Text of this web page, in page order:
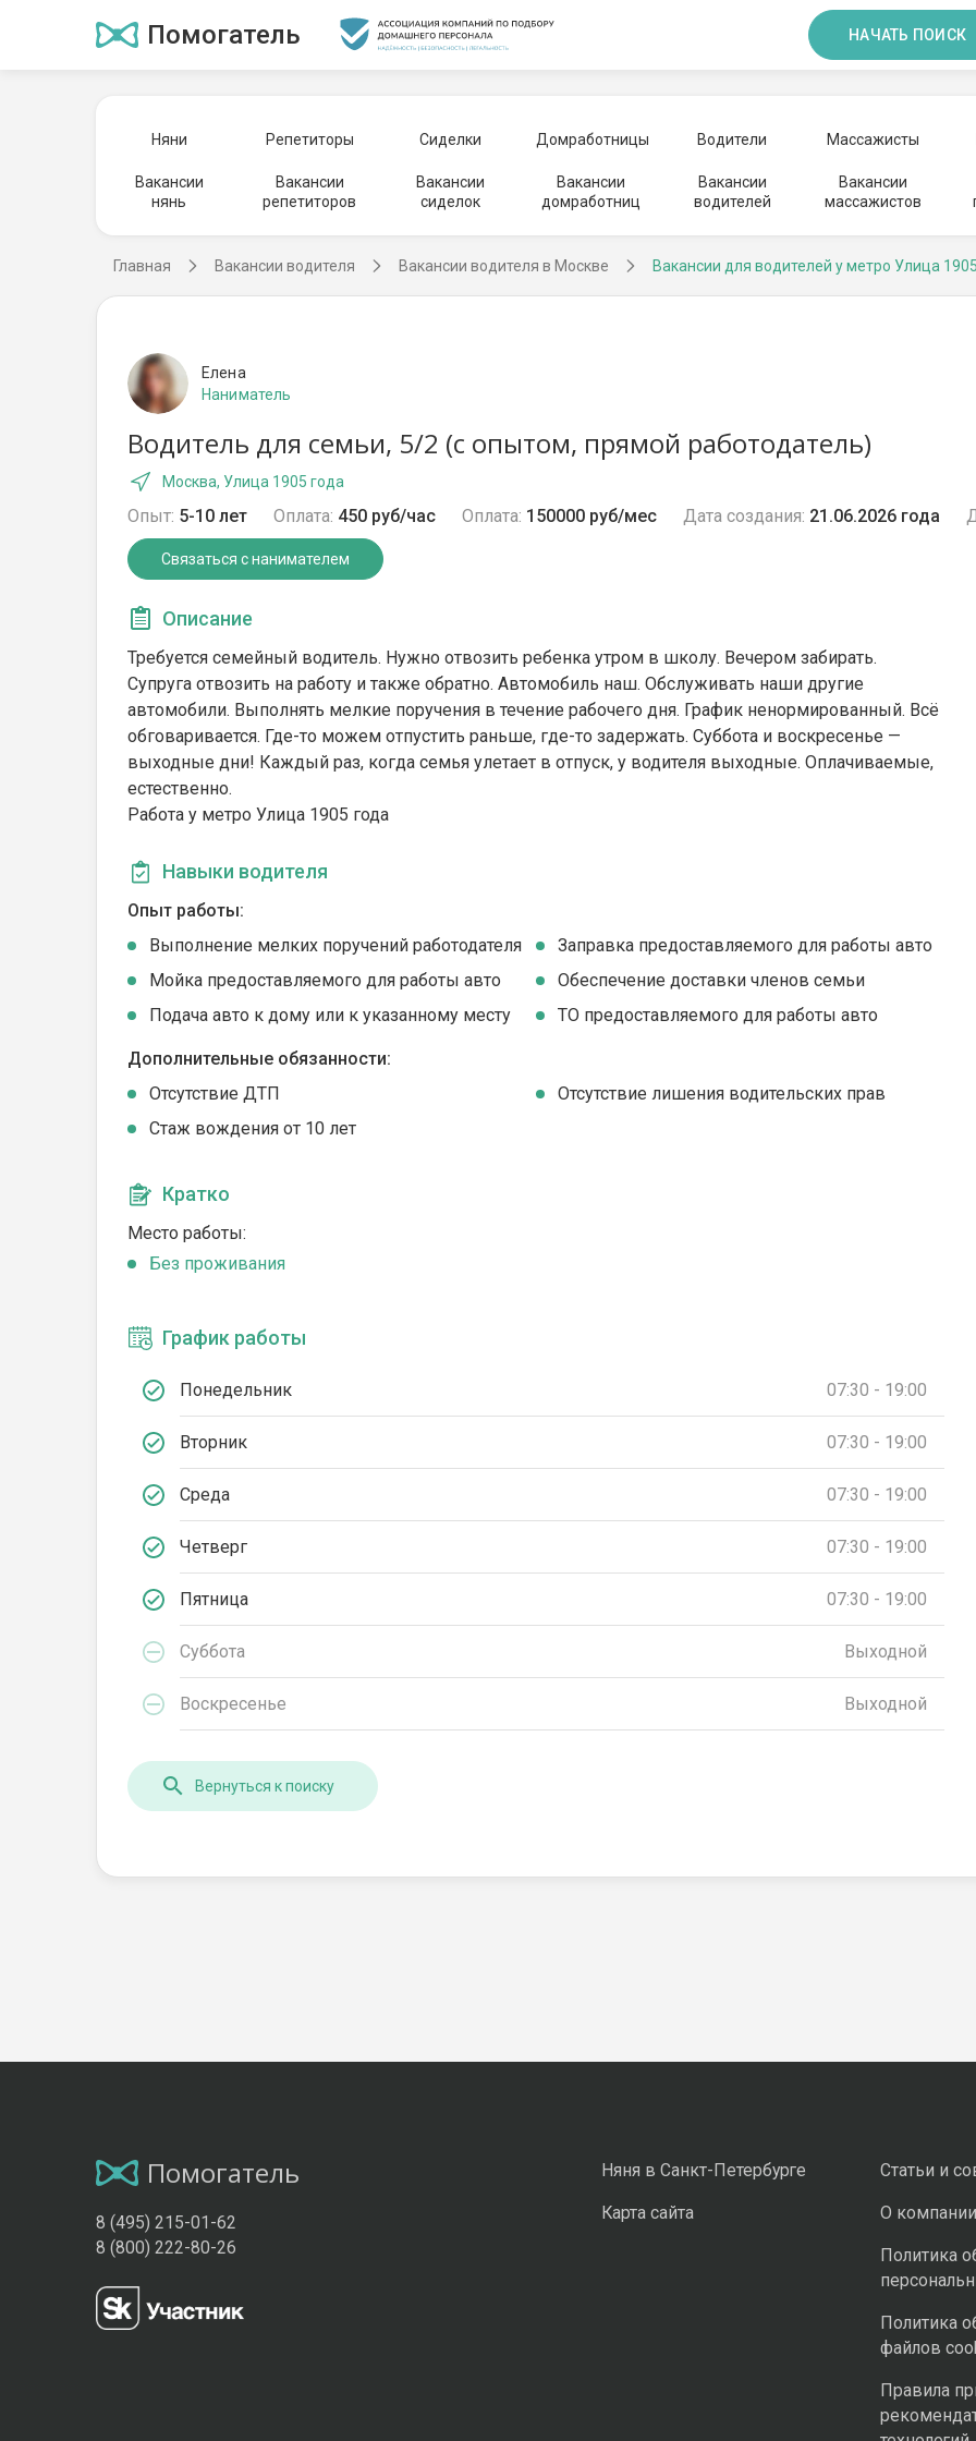
Помогатель НАЧАТЬ ПОИСК
Няни Репетиторы Сиделки Домработницы Водители Массажисты
Вакансии
нянь
Вакансии
репетиторов
Вакансии
сиделок
Вакансии
домработниц
Вакансии
водителей
Вакансии
массажистов
Главная Вакансии водителя Вакансии водителя в Москве Вакансии для водителей у метро Улица
Елена
Наниматель
Водитель для семьи, 5/2 (с опытом, прямой работодатель)
Москва, Улица 1905 года
Опыт: 5-10 лет Оплата: 450 руб/час Оплата: 150000 руб/мес Дата создания: 21.06.2026 года
Связаться с нанимателем
Описание
Требуется семейный водитель. Нужно отвозить ребенка утром в школу. Вечером забирать.
Супруга отвозить на работу и также обратно. Автомобиль наш. Обслуживать наши другие
автомобили. Выполнять мелкие поручения в течение рабочего дня. График ненормированный. Всё
обговаривается. Где-то можем отпустить раньше, где-то задержать. Суббота и воскресенье —
выходные дни! Каждый раз, когда семья улетает в отпуск, у водителя выходные. Оплачиваемые,
естественно.
Работа у метро Улица 1905 года
Навыки водителя
Опыт работы:
Выполнение мелких поручений работодателя
Заправка предоставляемого для работы авто
Мойка предоставляемого для работы авто
Обеспечение доставки членов семьи
Подача авто к дому или к указанному месту
ТО предоставляемого для работы авто
Дополнительные обязанности:
Отсутствие ДТП
Отсутствие лишения водительских прав
Стаж вождения от 10 лет
Кратко
Место работы:
Без проживания
График работы
Понедельник 07:30 - 19:00
Вторник 07:30 - 19:00
Среда 07:30 - 19:00
Четверг 07:30 - 19:00
Пятница 07:30 - 19:00
Суббота Выходной
Воскресенье Выходной
Вернуться к поиску
Помогатель
8 (495) 215-01-62
8 (800) 222-80-26
Няня в Санкт-Петербурге
Карта сайта
Статьи и
О компании
Политика
Политика
файлов
Правила